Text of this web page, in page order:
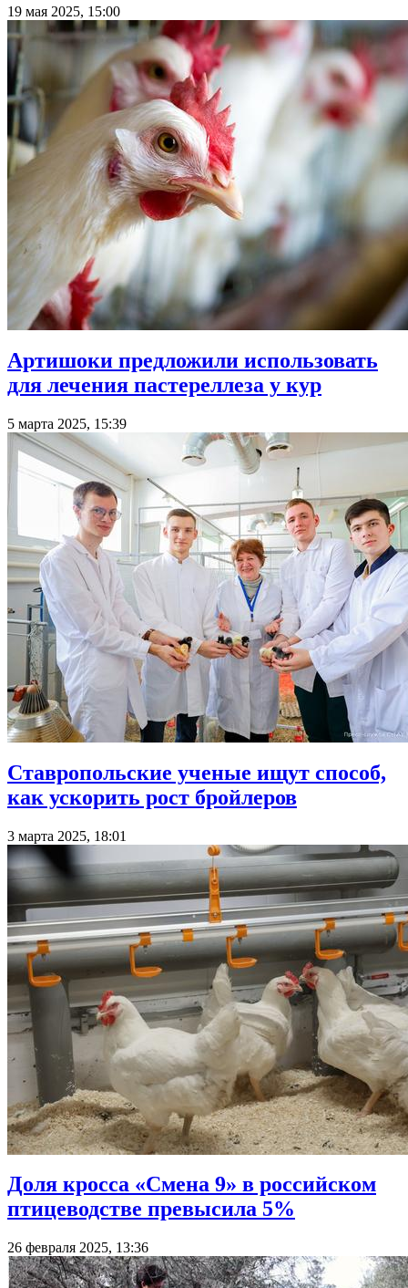
19 мая 2025, 15:00
Артишоки предложили использовать
для лечения пастереллеза у кур
5 марта 2025, 15:39
Ставропольские ученые ищут способ,
как ускорить рост бройлеров
3 марта 2025, 18:01
Доля кросса «Смена 9» в российском
птицеводстве превысила 5%
26 февраля 2025, 13:36